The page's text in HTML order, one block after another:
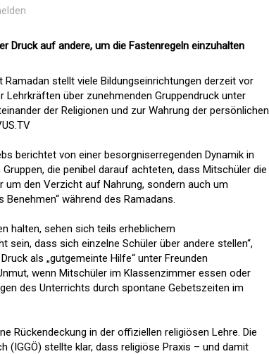
Druck auf andere, um die Fastenregeln einzuhalten
stellt viele Bildungseinrichtungen derzeit vor
über zunehmenden Gruppendruck unter
der Religionen und zur Wahrung der persönlichen
berichtet von einer besorgniserregenden Dynamik in
die penibel darauf achteten, dass Mitschüler die
um den Verzicht auf Nahrung, sondern auch um
während des Ramadans.
halten, sehen sich teils erheblichem
sein, dass sich einzelne Schüler über andere stellen“,
als „gutgemeinte Hilfe“ unter Freunden
wenn Mitschüler im Klassenzimmer essen oder
des Unterrichts durch spontane Gebetszeiten im
Rückendeckung in der offiziellen religiösen Lehre. Die
(IGGÖ) stellte klar, dass religiöse Praxis – und damit